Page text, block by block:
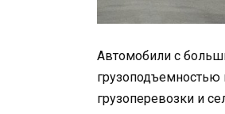
Автомобили с
грузоподъемностью
грузоперевозки и